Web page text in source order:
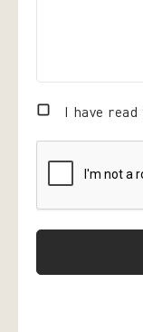
I have read